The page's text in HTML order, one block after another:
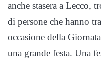
anche stasera a Lecco,
di persone che hanno
occasione della
una grande festa. Una